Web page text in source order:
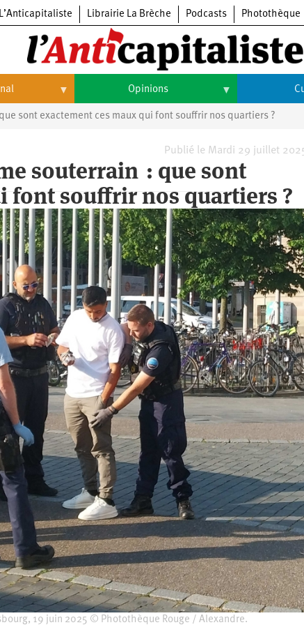
L’Anticapitaliste Librairie La Brèche Podcasts Photothèque
Opinions
Opinions Culture
Arts
Livres
Musique
sont exactement ces maux qui font souffrir nos quartiers ?
Publié le Mardi 29 juillet
souterrain : que sont
font souffrir nos quartiers ?
19 juin 2025 © Photothèque Rouge / Alexandre.